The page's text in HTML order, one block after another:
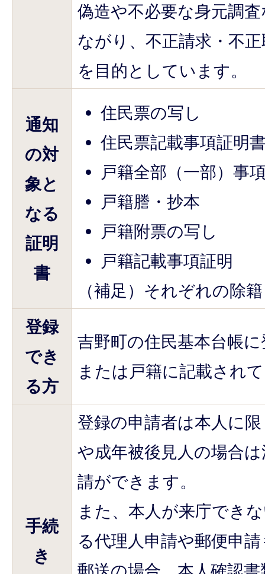
偽造や不必要な身元調
ながり、不正請求・不
を目的としています。
通知
の対
象と
なる
証明
書
住民票の写し
住民票記載事項証明
戸籍全部（一部）事
戸籍謄・抄本
戸籍附票の写し
戸籍記載事項証明
（補足）それぞれの除
登録
でき
る方
吉野町の住民基本台帳
または戸籍に記載され
手続
き
登録の申請者は本人に
や成年被後見人の場合
請ができます。
また、本人が来庁でき
る代理人申請や郵便申